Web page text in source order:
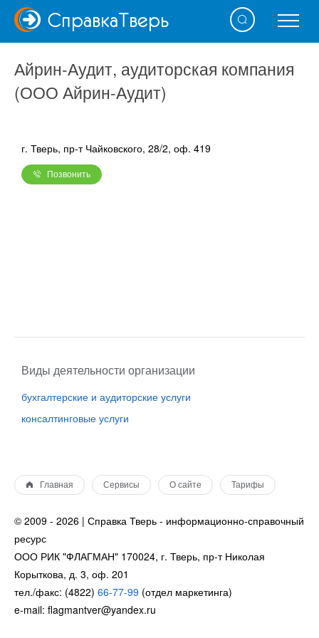
СправкаТверь
Айрин-Аудит, аудиторская компания
(ООО Айрин-Аудит)
г. Тверь, пр-т Чайковского, 28/2, оф. 419
Позвонить
Виды деятельности организации
бухгалтерские и аудиторские услуги
консалтинговые услуги
Главная Сервисы О сайте Тарифы
© 2009 - 2026 | Справка Тверь - информационно-справочный
ресурс
ООО РИК "ФЛАГМАН" 170024, г. Тверь, пр-т Николая
Корыткова, д. 3, оф. 201
тел./факс: (4822) 66-77-99 (отдел маркетинга)
e-mail: flagmantver@yandex.ru